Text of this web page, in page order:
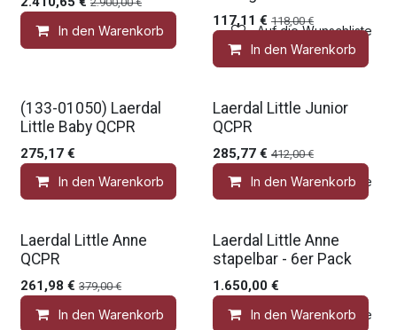
In den Warenkorb Auf die Wunschliste
117,11 € 118,00€
In den Warenkorb
Gratis Zubehör
(133-01050) Laerdal
Little Baby QCPR
275,17 €
In den Warenkorb Auf die Wunschliste
Gratis Zubehör
Laerdal Little Junior
QCPR
285,77€ 412,00€
In den Warenkorb
Gratis Zubehör
Laerdal Little Anne
QCPR
261,98 € 379,00€
In den Warenkorb Auf die Wunschliste
Laerdal Little Anne
stapelbar - 6er Pack
1.650,00€
In den Warenkorb